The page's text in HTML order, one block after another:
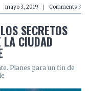
mayo 3, 2019 Comments 3
SECRETOS
LA CIUDAD
Planes para un fin de